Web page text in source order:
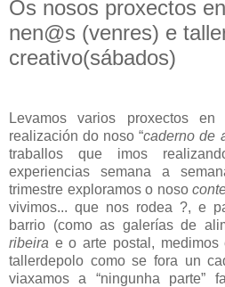
Os nosos proxectos
nen@s (venres) e
creativo(sábados)
Levamos varios proxectos
realización do noso “caderno de
traballos que imos
experiencias semana a
trimestre exploramos o noso
vivimos... que nos rodea ?, e
barrio (como as galerías de
ribeira e o arte postal,
tallerdepolo como se fora un
viaxamos a “ningunha parte”